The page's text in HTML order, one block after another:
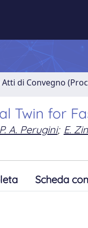
di Convegno
Twin for
P. A. Perugini; E.
Scheda